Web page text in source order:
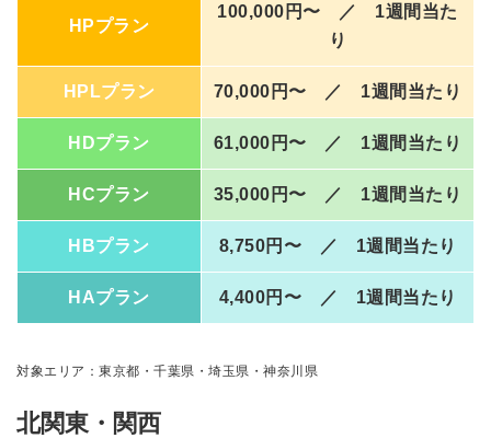
HPプラン
100,000円〜 ／ 1週間当た
り
HPLプラン 70,000円〜 ／ 1週間当たり
HDプラン 61,000円〜 ／ 1週間当たり
HCプラン 35,000円〜 ／ 1週間当たり
HBプラン 8,750円〜 ／ 1週間当たり
HAプラン 4,400円〜 ／ 1週間当たり
対象エリア：東京都・千葉県・埼玉県・神奈川県
北関東・関西